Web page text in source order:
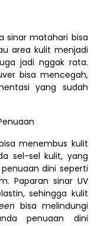
sinar matahari bisa
area kulit menjadi
jadi nggak rata.
bisa mencegah,
yang sudah
menembus kulit
sel-sel kulit, yang
dini seperti
Paparan sinar UV
sehingga kulit
bisa melindungi
penuaan dini